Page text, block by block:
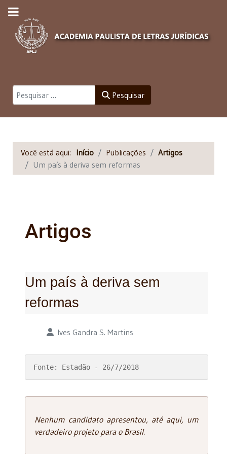
Pesquisar Pesquisar
Você está aqui: Início Publicações
Artigos
Um país à deriva sem reformas
Artigos
Um país à deriva sem
reformas
Detalhes Ives Gandra S. Martins
Fonte: Estadão - 26/7/2018
Nenhum candidato apresentou, até aqui, um
verdadeiro projeto para o Brasil.